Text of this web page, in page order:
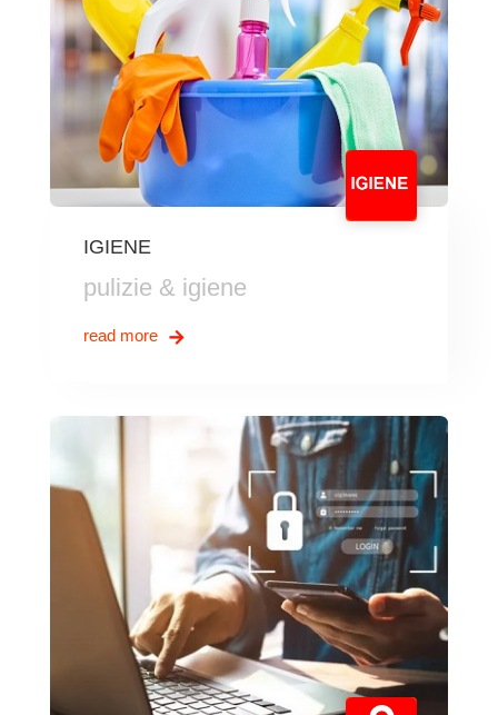
IGIENE
pulizie & igiene
read more